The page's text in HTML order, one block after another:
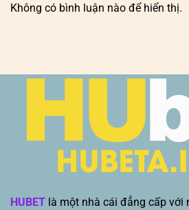
Không có bình luận nào để hiển thị.
HUBET là một nhà cái đẳng cấp với